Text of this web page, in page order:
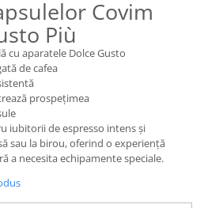
Covim
Più
cu aparatele Dolce Gusto
de cafea
prospețimea
iubitorii de espresso intens și
sau la birou, oferind o experiență
a necesita echipamente speciale.